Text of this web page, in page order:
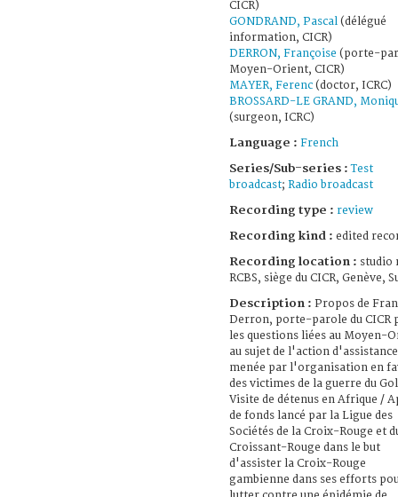
CICR)
GONDRAND, Pascal (délégué
information, CICR)
DERRON, Françoise (porte-
Moyen-Orient, CICR)
MAYER, Ferenc (doctor, ICRC)
BROSSARD-LE GRAND,
(surgeon, ICRC)
Language : French
Series/Sub-series :Test
broadcast; Radio broadcast
Recording type : review
Recording kind : edited
Recording location : studio
RCBS, siège du CICR, Genève,
Description : Propos de
Derron, porte-parole du CICR
les questions liées au Moyen-
au sujet de l'action d'assistance
menée par l'organisation en
des victimes de la guerre du
Visite de détenus en Afrique /
de fonds lancé par la Ligue des
Sociétés de la Croix-Rouge et
Croissant-Rouge dans le but
d'assister la Croix-Rouge
gambienne dans ses efforts